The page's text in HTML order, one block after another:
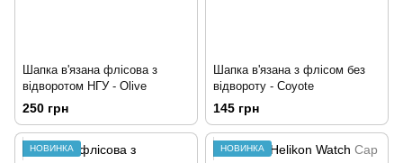
Шапка в'язана флісова з
відворотом НГУ - Olive
250 грн
Шапка в'язана з флісом без
відвороту - Coyote
145 грн
НОВИНКА НОВИНКА